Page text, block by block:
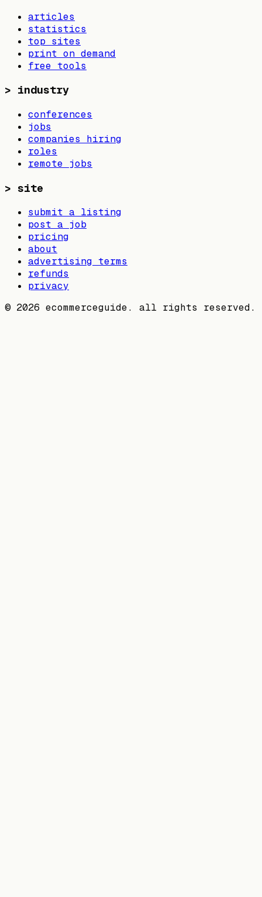
articles
statistics
top sites
print on demand
free tools
> industry
conferences
jobs
companies hiring
roles
remote jobs
> site
submit a listing
post a job
pricing
about
advertising terms
refunds
privacy
© 2026 ecommerceguide. all rights reserved.